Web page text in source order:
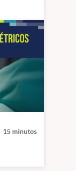
15 minutos